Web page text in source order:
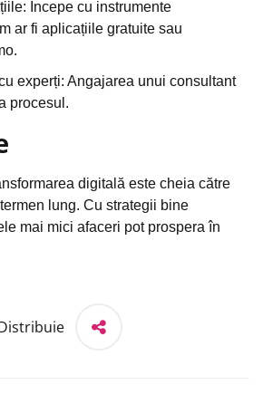
Începe cu instrumente
ar fi aplicațiile gratuite sau
experți: Angajarea unui consultant
procesul.
digitală este cheia către
lung. Cu strategii bine
mai mici afaceri pot prospera în